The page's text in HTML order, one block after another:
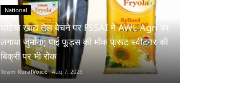
National
घटिया खाद्य तेल बेचने पर FSSAI ने AWL Agri पर
लगाया जुर्माना; पाई फूड्स की मोंक फ्रूट स्वीटनर की
बिक्री पर भी रोक
Team RuralVoice Aug 7, 2026